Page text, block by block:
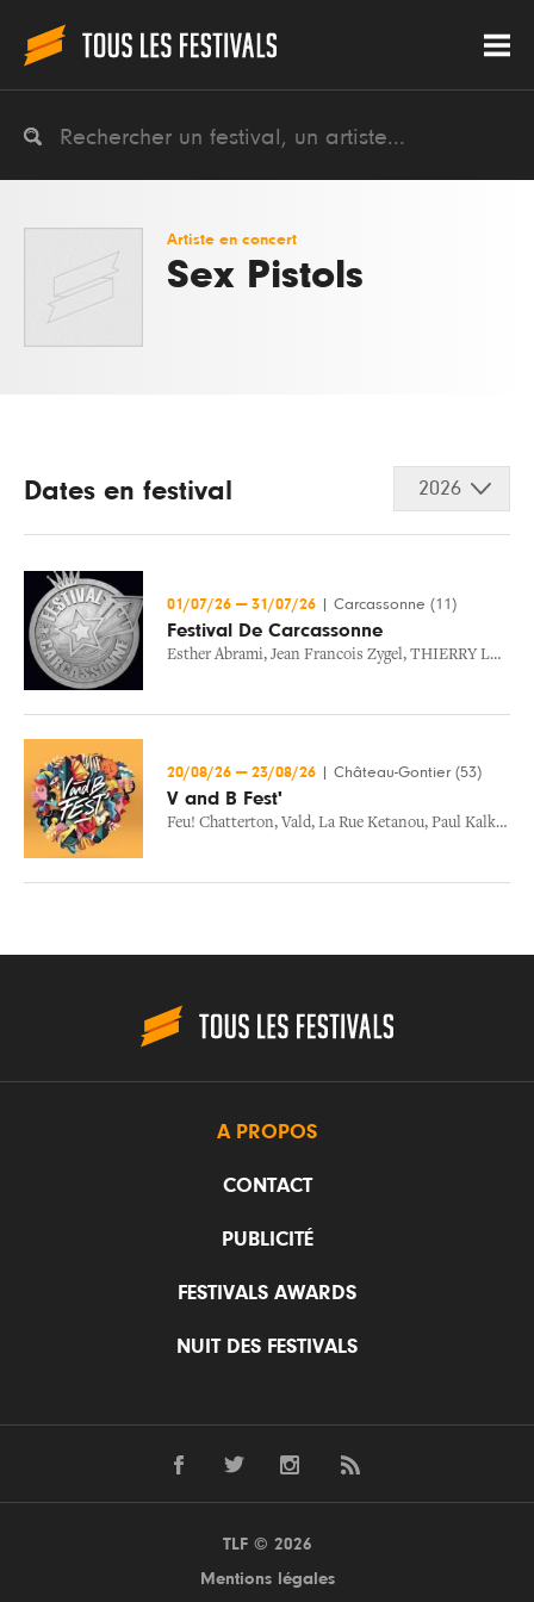
Artiste en concert
Sex Pistols
Dates en festival 2026
01/07/26 — 31/07/26 Carcassonne (11)
Festival De Carcassonne
Esther Abrami, Jean Francois Zygel, THIERRY LHERMITTE
20/08/26 — 23/08/26 Château-Gontier (53)
V and B Fest'
Feu! Chatterton, Vald, La Rue Ketanou, Paul Kalkbrenner
A PROPOS
CONTACT
PUBLICITÉ
FESTIVALS AWARDS
NUIT DES FESTIVALS
TLF © 2026
Mentions légales